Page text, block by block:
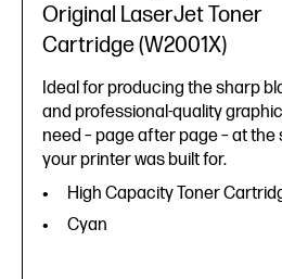
Original LaserJet Toner
Cartridge (W2001X)
Ideal for producing the sharp
and professional-quality
need – page after page – at the
your printer was built for.
High Capacity Toner
Cyan